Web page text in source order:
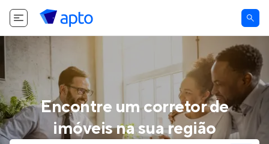
Encontre um corretor de
imóveis na sua região